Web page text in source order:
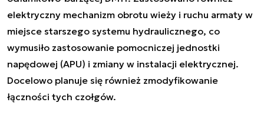
elektryczny mechanizm obrotu wieży i ruchu armaty w
miejsce starszego systemu hydraulicznego, co
wymusiło zastosowanie pomocniczej jednostki
napędowej (APU) i zmiany w instalacji elektrycznej.
Docelowo planuje się również zmodyfikowanie
łączności tych czołgów.